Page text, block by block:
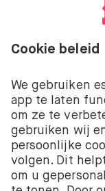
Open taal menu
De
aandelen en
BUX B.V. is
Koophandel
onder toezicht
(AFM).